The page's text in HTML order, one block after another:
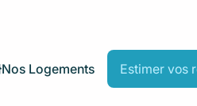
Nos Logements Estimer vos